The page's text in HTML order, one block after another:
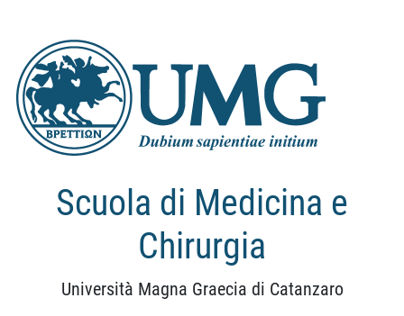
Scuola di Medicina e
Chirurgia
Università Magna Graecia di Catanzaro